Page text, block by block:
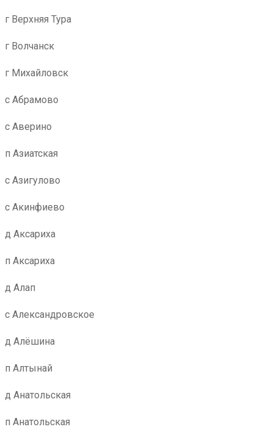
г Верхняя Тура
г Волчанск
г Михайловск
с Абрамово
с Аверино
п Азиатская
с Азигулово
с Акинфиево
д Аксариха
п Аксариха
д Алап
с Александровское
д Алёшина
п Алтынай
д Анатольская
п Анатольская